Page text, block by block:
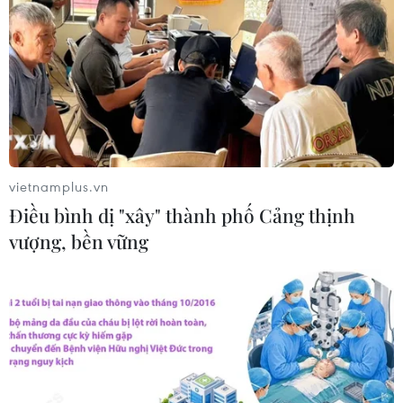
Hàn Quốc xác nhận Triều Tiên
phóng ít nhất 1 tên lửa đạn đạo tầm
ngắn
06/08/2026 09:41
Quân đội Hàn Quốc thông báo Triều
Tiên phóng vật thể chưa xác định
06/08/2026 08:31
Việt Nam-Australia
06/08/2026 08:29
vietnamplus.vn
Điều bình dị "xây" thành phố Cảng thịnh
vượng, bền vững